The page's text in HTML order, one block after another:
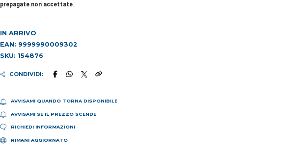
prepagate non accettate.
IN ARRIVO
EAN: 9999990009302
SKU: 154876
CONDIVIDI:
AVVISAMI QUANDO TORNA DISPONIBILE
AVVISAMI SE IL PREZZO SCENDE
RICHIEDI INFORMAZIONI
RIMANI AGGIORNATO